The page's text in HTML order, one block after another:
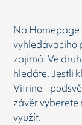
Na Homepage
vyhledávacího
zajímá. Ve
hledáte. Jestli
Vitrine -
závěr vyberete
využít.